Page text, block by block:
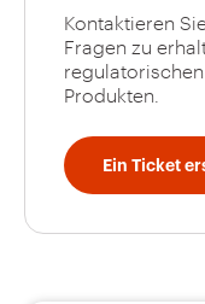
Kontaktieren
Fragen zu
Produkten.
Ein Ticket